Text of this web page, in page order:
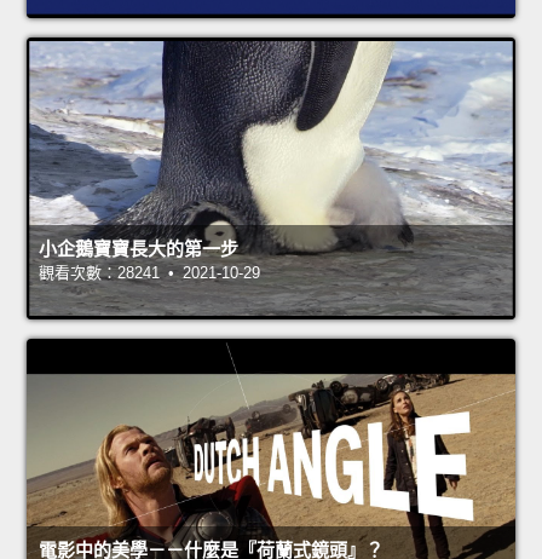
小企鵝寶寶長大的第一步
觀看次數：28241 • 2021-10-29
電影中的美學－－什麼是『荷蘭式鏡頭』？